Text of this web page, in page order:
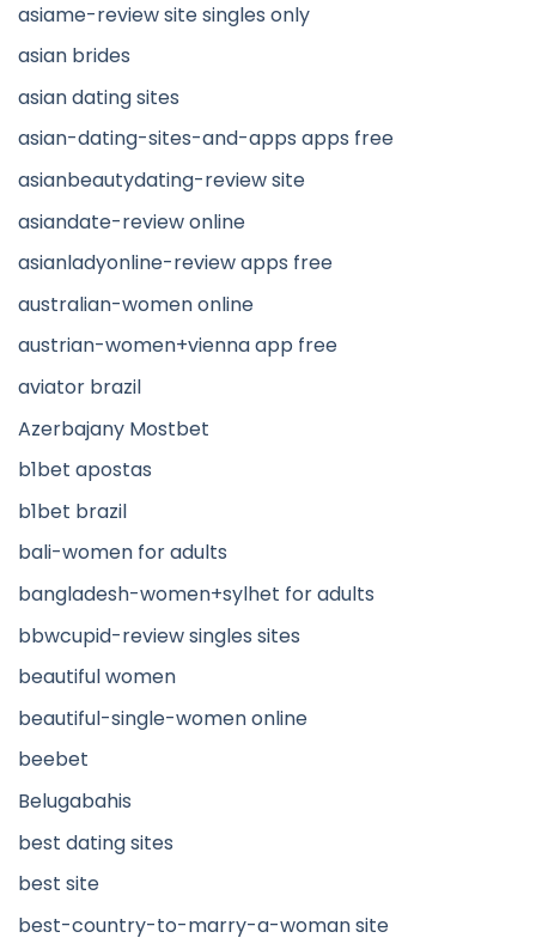
asiame-review site singles only
asian brides
asian dating sites
asian-dating-sites-and-apps apps free
asianbeautydating-review site
asiandate-review online
asianladyonline-review apps free
australian-women online
austrian-women+vienna app free
aviator brazil
Azerbajany Mostbet
b1bet apostas
b1bet brazil
bali-women for adults
bangladesh-women+sylhet for adults
bbwcupid-review singles sites
beautiful women
beautiful-single-women online
beebet
Belugabahis
best dating sites
best site
best-country-to-marry-a-woman site